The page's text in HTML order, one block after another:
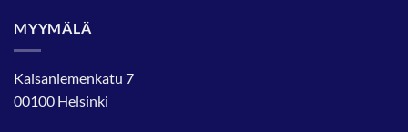
MYYMÄLÄ
Kaisaniemenkatu 7
00100 Helsinki